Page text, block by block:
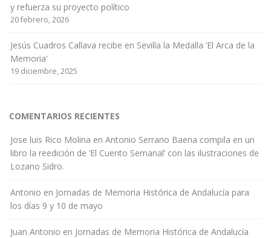
y refuerza su proyecto político
20 febrero, 2026
Jesús Cuadros Callava recibe en Sevilla la Medalla ‘El Arca de la
Memoria’
19 diciembre, 2025
COMENTARIOS RECIENTES
Jose luis Rico Molina en Antonio Serrano Baena compila en un
libro la reedición de ‘El Cuento Semanal’ con las ilustraciones de
Lozano Sidro.
Antonio en Jornadas de Memoria Histórica de Andalucía para
los días 9 y 10 de mayo
Juan Antonio en Jornadas de Memoria Histórica de Andalucía